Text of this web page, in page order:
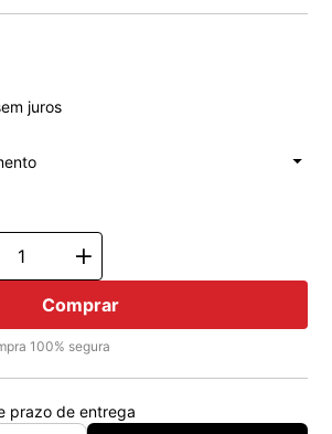
juros
Total: R$ 12,63
Comprar
100% segura
prazo de entrega